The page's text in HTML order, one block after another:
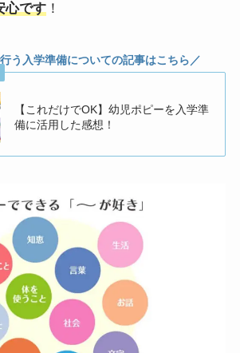
心です！
う入学準備についての記事はこちら／
【これだけでOK】幼児ポピーを入学準
備に活用した感想！